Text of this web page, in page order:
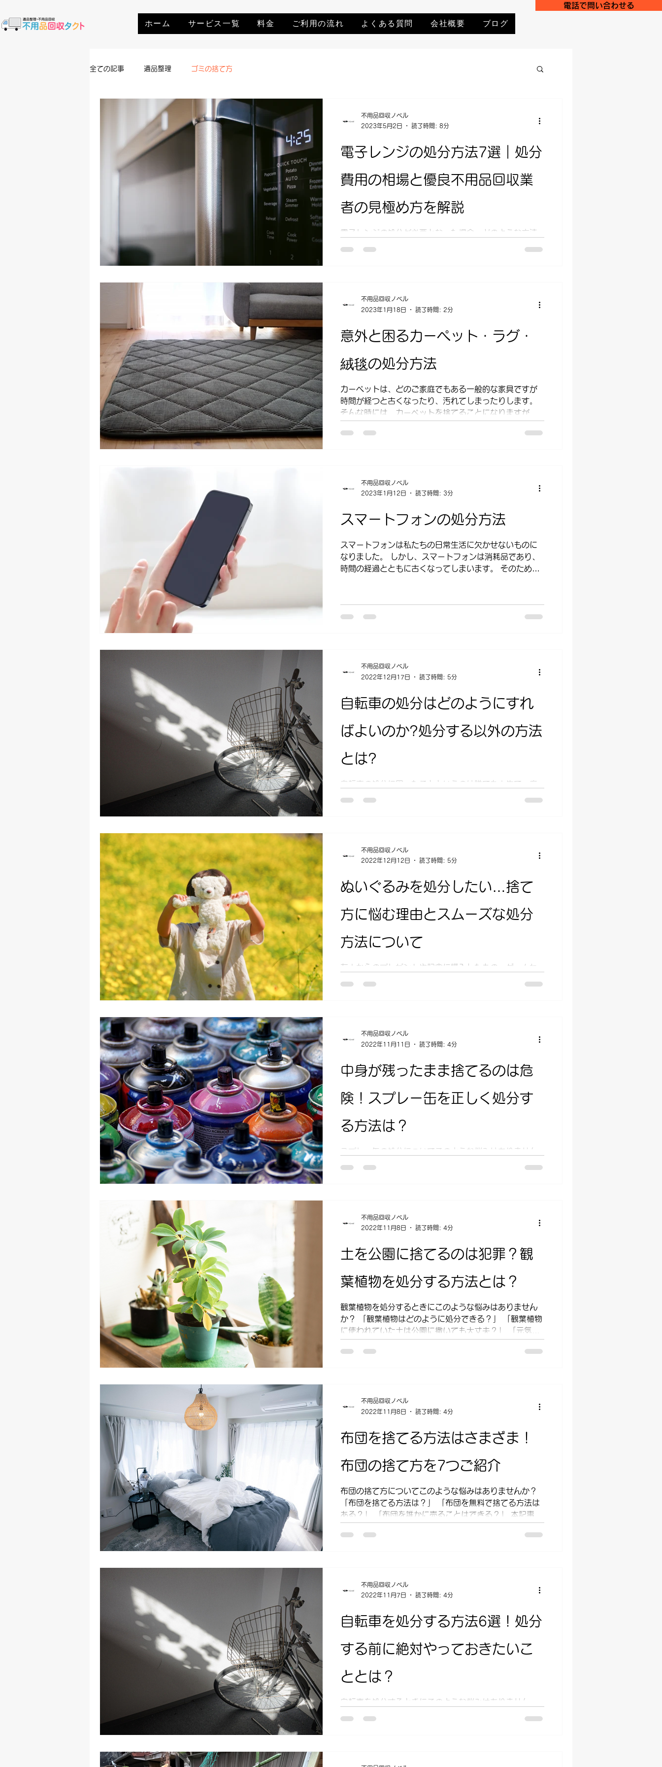
電話で問い合わせる
ホーム サービス一覧 料金 ご利用の流れ よくある質問 会社概要 ブログ
全ての記事 遺品整理 ゴミの捨て方
電子レンジの処分方法7選｜処分
費用の相場と優良不用品回収業
者の見極め方を解説
電子レンジの処分が必要となった場合、どのような方法
不用品回収ノベル
2023年5月2日
読了時間: 8分
意外と困るカーペット・ラグ・
絨毯の処分方法
カーペットは、どのご家庭でもある一般的な家具ですが
時間が経つと古くなったり、汚れてしまったりします。
そんな時には、カーペットを捨てることになりますが、
ではないでしょうか？...
不用品回収ノベル
2023年1月18日
読了時間: 2分
スマートフォンの処分方法
スマートフォンは私たちの日常生活に欠かせないものに
なりました。 しかし、スマートフォンは消耗品であり、
時間の経過とともに古くなってしまいます。 そのため、
る？...
不用品回収ノベル
2023年1月12日
読了時間: 3分
自転車の処分はどのようにすれ
ばよいのか?処分する以外の方法
とは?
自転車の処分に困ったことというのは誰でも人生で一度
不用品回収ノベル
2022年12月17日
読了時間: 5分
ぬいぐるみを処分したい…捨て
方に悩む理由とスムーズな処分
方法について
友人からのプレゼントや記念に購入したもの、ゲームセ
不用品回収ノベル
2022年12月12日
読了時間: 5分
中身が残ったまま捨てるのは危
険！スプレー缶を正しく処分す
る方法は？
スプレー缶の処分についてこのような悩みはありません
不用品回収ノベル
2022年11月11日
読了時間: 4分
土を公園に捨てるのは犯罪？観
葉植物を処分する方法とは？
観葉植物を処分するときにこのような悩みはありません
か？ 「観葉植物はどのように処分できる？」 「観葉植物
に使われていた土は公園に撒いても大丈夫？」 「元気な
葉植物を処分する方法についてご紹介していきます。...
不用品回収ノベル
2022年11月8日
読了時間: 4分
布団を捨てる方法はさまざま！
布団の捨て方を7つご紹介
布団の捨て方についてこのような悩みはありませんか？
「布団を捨てる方法は？」 「布団を無料で捨てる方法は
ある？」 「布団を誰かに売ることはできる？」 本記事で
捨て方7選 主な布団の捨て方は下記の7つです。...
不用品回収ノベル
2022年11月8日
読了時間: 4分
自転車を処分する方法6選！処分
する前に絶対やっておきたいこ
ととは？
自転車を処分するときにこのような悩みはありません
不用品回収ノベル
2022年11月7日
読了時間: 4分